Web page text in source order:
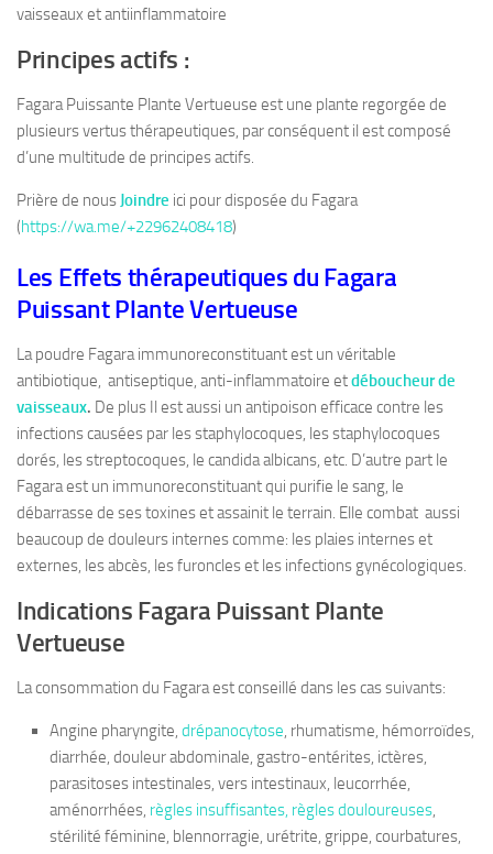
vaisseaux et antiinflammatoire
Principes actifs :
Fagara Puissante Plante Vertueuse est une plante regorgée de
plusieurs vertus thérapeutiques, par conséquent il est composé
d’une multitude de principes actifs.
Prière de nous Joindre ici pour disposée du Fagara
(https://wa.me/+22962408418)
Les Effets thérapeutiques du Fagara
Puissant Plante Vertueuse
La poudre Fagara immunoreconstituant est un véritable
antibiotique, antiseptique, anti-inflammatoire etdéboucheur de
vaisseaux. De plus Il est aussi un antipoison efficace contre les
infections causées par les staphylocoques, les staphylocoques
dorés, les streptocoques, le candida albicans, etc. D’autre part le
Fagara est un immunoreconstituant qui purifie le sang, le
débarrasse de ses toxines et assainit le terrain. Elle combat aussi
beaucoup de douleurs internes comme: les plaies internes et
externes, les abcès, les furoncles et les infections gynécologiques.
Indications Fagara Puissant Plante
Vertueuse
La consommation du Fagara est conseillé dans les cas suivants:
Angine pharyngite, drépanocytose, rhumatisme, hémorroïdes,
diarrhée, douleur abdominale, gastro-entérites, ictères,
parasitoses intestinales, vers intestinaux, leucorrhée,
aménorrhées, règles insuffisantes, règles douloureuses,
stérilité féminine, blennorragie, urétrite, grippe, courbatures,